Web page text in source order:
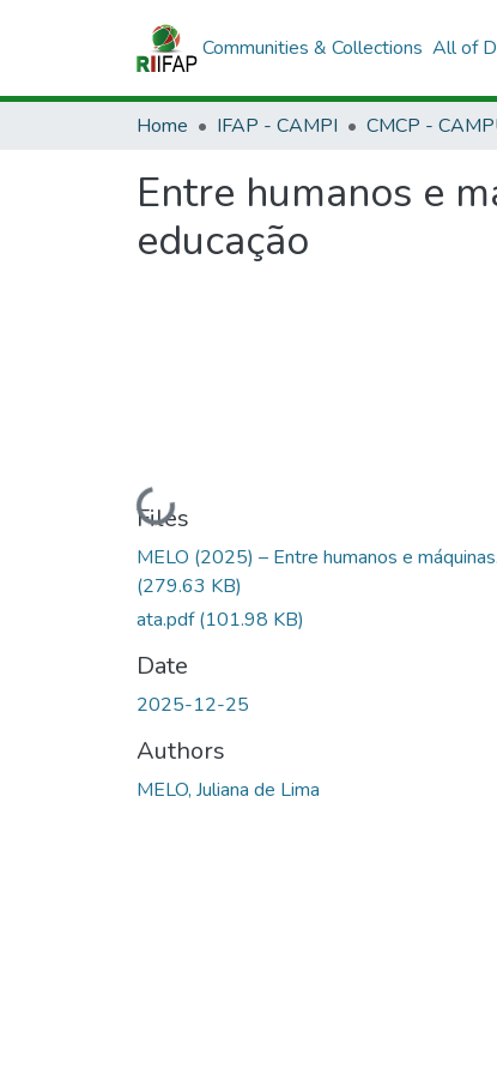
Communities & Collections All of
Home IFAP - CAMPI
Entre humanos e
educação
Loading...
Files
MELO (2025) – Entre humanos e
(279.63 KB)
ata.pdf(101.98 KB)
Date
2025-12-25
Authors
MELO, Juliana de Lima